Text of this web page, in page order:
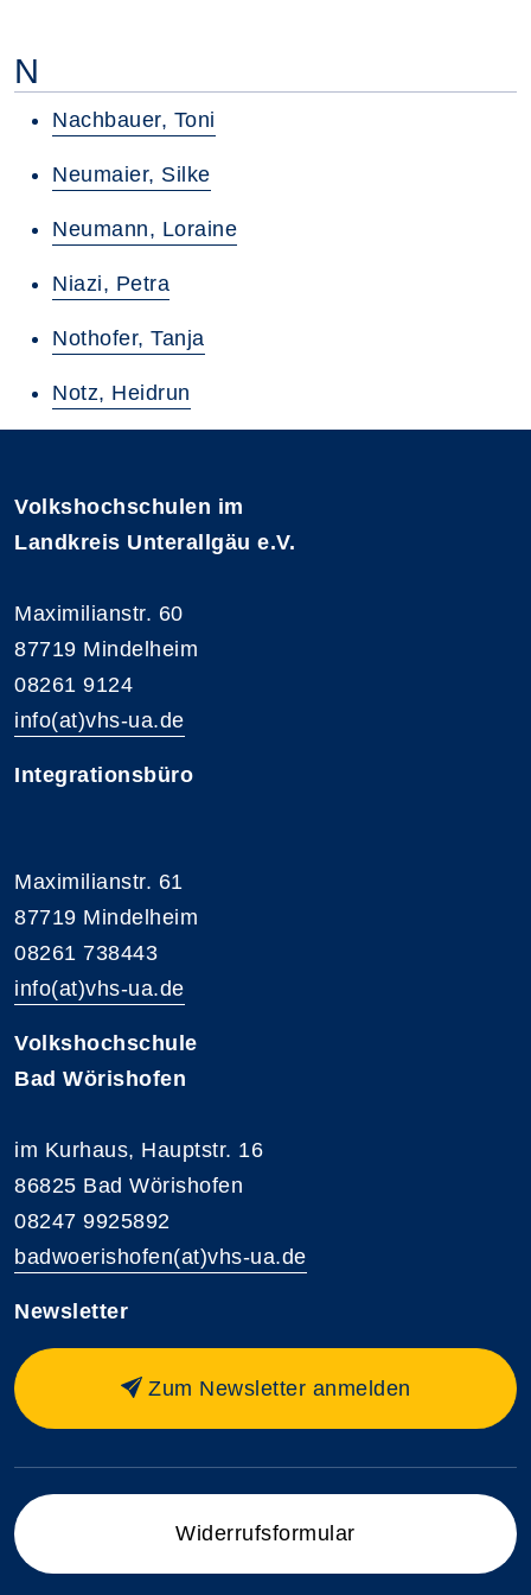
N
Nachbauer, Toni
Neumaier, Silke
Neumann, Loraine
Niazi, Petra
Nothofer, Tanja
Notz, Heidrun
Volkshochschulen im
Landkreis Unterallgäu e.V.
Maximilianstr. 60
87719 Mindelheim
08261 9124
info(at)vhs-ua.de
Integrationsbüro
Maximilianstr. 61
87719 Mindelheim
08261 738443
info(at)vhs-ua.de
Volkshochschule
Bad Wörishofen
im Kurhaus, Hauptstr. 16
86825 Bad Wörishofen
08247 9925892
badwoerishofen(at)vhs-ua.de
Newsletter
Zum Newsletter anmelden
Widerrufsformular